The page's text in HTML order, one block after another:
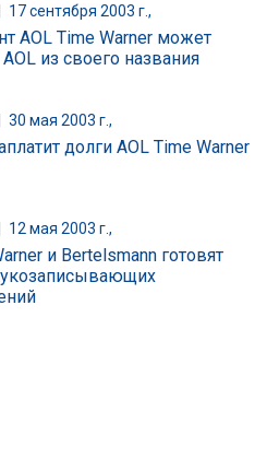
17 сентября 2003 г.,
AOL Time Warner может
из своего названия
30 мая 2003 г.,
долги AOL Time Warner
12 мая 2003 г.,
и Bertelsmann готовят